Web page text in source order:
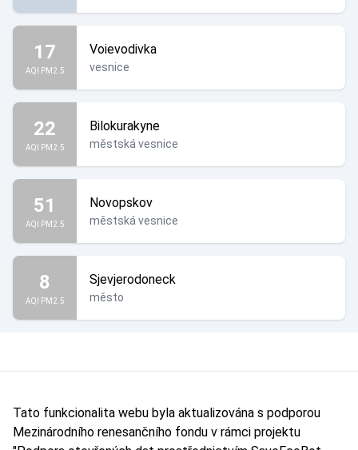
17
AQI PM2.5
Voievodivka
vesnice
22
AQI PM2.5
Bilokurakyne
městská vesnice
51
AQI PM2.5
Novopskov
městská vesnice
8
AQI PM2.5
Sjevjerodoneck
město
Tato funkcionalita webu byla aktualizována s podporou
Mezinárodního renesančního fondu v rámci projektu